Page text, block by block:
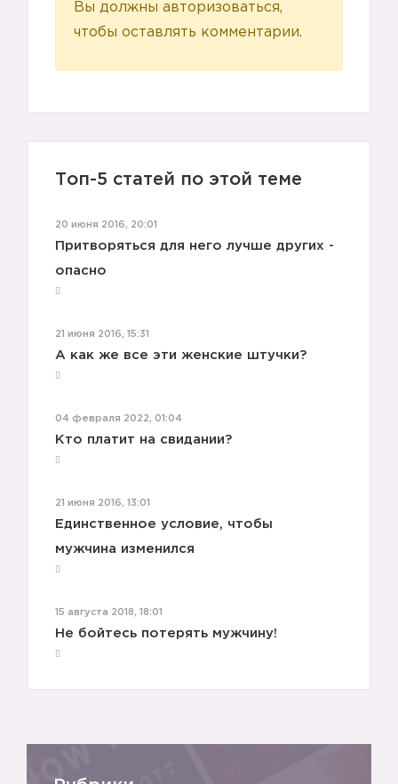
Вы должны авторизоваться,
чтобы оставлять комментарии.
Топ-5 статей по этой теме
20 июня 2016, 20:01
Притворяться для него лучше других -
опасно
21 июня 2016, 15:31
А как же все эти женские штучки?
04 февраля 2022, 01:04
Кто платит на свидании?
21 июня 2016, 13:01
Единственное условие, чтобы
мужчина изменился
15 августа 2018, 18:01
Не бойтесь потерять мужчину!